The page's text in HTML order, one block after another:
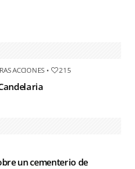
ACCIONES • 215
un cementerio de